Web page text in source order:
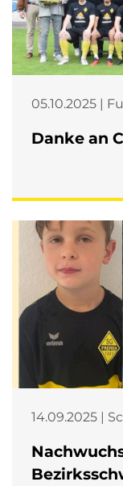
05.10.2025 |
Danke an
14.09.2025 |